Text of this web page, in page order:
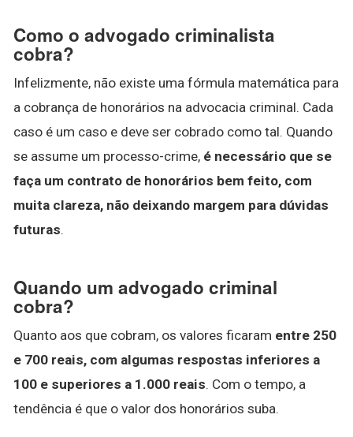
Como o advogado criminalista
cobra?
Infelizmente, não existe uma fórmula matemática para
a cobrança de honorários na advocacia criminal. Cada
caso é um caso e deve ser cobrado como tal. Quando
se assume um processo-crime, é necessário que se
faça um contrato de honorários bem feito, com
muita clareza, não deixando margem para dúvidas
futuras.
Quando um advogado criminal
cobra?
Quanto aos que cobram, os valores ficaram entre 250
e 700 reais, com algumas respostas inferiores a
100 e superiores a 1.000 reais. Com o tempo, a
tendência é que o valor dos honorários suba.